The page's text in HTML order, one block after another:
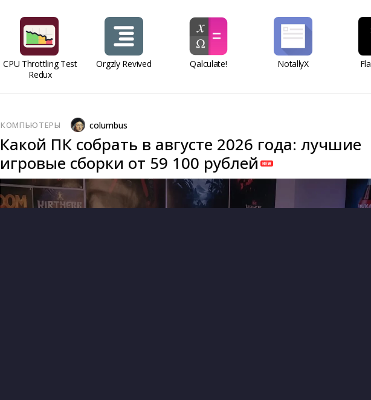
CPU Throttling Test
Redux
Orgzly Revived Qalculate! NotallyX
КОМПЬЮТЕРЫ columbus
Какой ПК собрать в августе 2026 года: лучшие
игровые сборки от 59 100 рублей